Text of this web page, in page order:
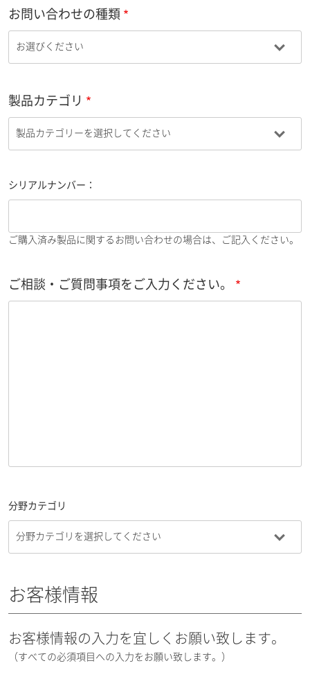
お問い合わせの種類
製品カテゴリ
シリアルナンバー：
ご購入済み製品に関するお問い合わせの場合は、ご記入ください。
ご相談・ご質問事項をご入力ください。
分野カテゴリ
お客様情報
お客様情報の入力を宜しくお願い致します。
（すべての必須項目への入力をお願い致します。）